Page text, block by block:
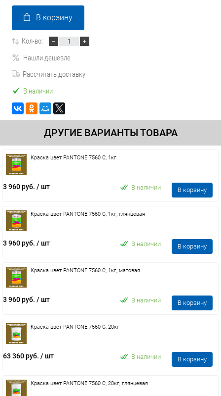
В корзину
Кол-во:
Нашли дешевле
Рассчитать доставку
В наличии
ДРУГИЕ ВАРИАНТЫ ТОВАРА
Краска цвет PANTONE 7560 C, 1кг
3 960 руб. / шт В наличии В корзину
Краска цвет PANTONE 7560 C, 1кг, глянцевая
3 960 руб. / шт В наличии В корзину
Краска цвет PANTONE 7560 C, 1кг, матовая
3 960 руб. / шт В наличии В корзину
Краска цвет PANTONE 7560 C, 20кг
63 360 руб. / шт В наличии В корзину
Краска цвет PANTONE 7560 C, 20кг, глянцевая